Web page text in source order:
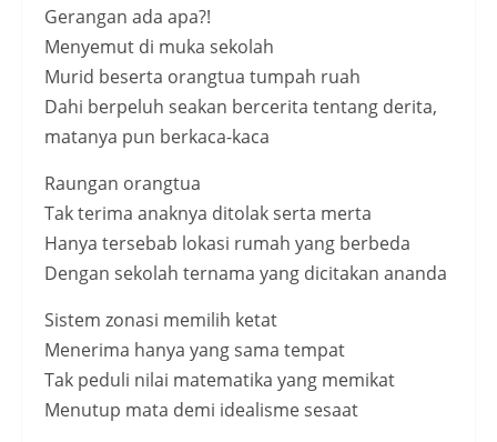
Gerangan ada apa?!
Menyemut di muka sekolah
Murid beserta orangtua tumpah ruah
Dahi berpeluh seakan bercerita tentang derita,
matanya pun berkaca-kaca
Raungan orangtua
Tak terima anaknya ditolak serta merta
Hanya tersebab lokasi rumah yang berbeda
Dengan sekolah ternama yang dicitakan ananda
Sistem zonasi memilih ketat
Menerima hanya yang sama tempat
Tak peduli nilai matematika yang memikat
Menutup mata demi idealisme sesaat